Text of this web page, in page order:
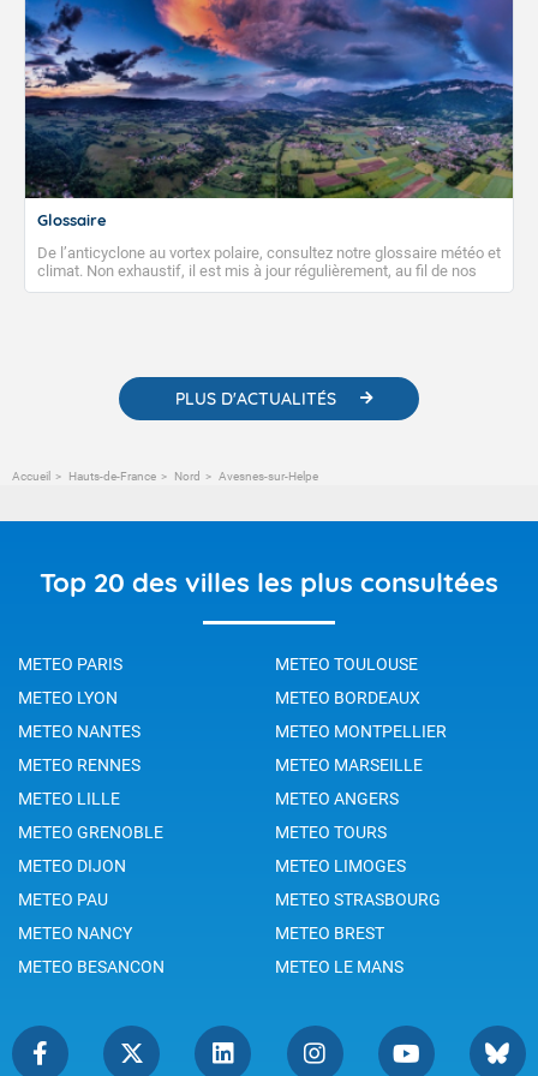
Glossaire
De l’anticyclone au vortex polaire, consultez notre glossaire météo et
climat. Non exhaustif, il est mis à jour régulièrement, au fil de nos
publications. Vous y trouverez également des liens utiles vers nos
PLUS D'ACTUALITÉS
Accueil Hauts-de-France Nord Avesnes-sur-Helpe
Top 20 des villes les plus consultées
METEO PARIS
METEO TOULOUSE
METEO LYON
METEO BORDEAUX
METEO NANTES
METEO MONTPELLIER
METEO RENNES
METEO MARSEILLE
METEO LILLE
METEO ANGERS
METEO GRENOBLE
METEO TOURS
METEO DIJON
METEO LIMOGES
METEO PAU
METEO STRASBOURG
METEO NANCY
METEO BREST
METEO BESANCON
METEO LE MANS